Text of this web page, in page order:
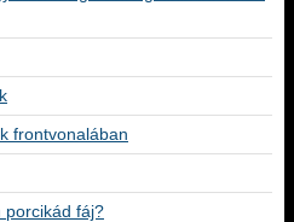
frontvonalában
porcikád fáj?